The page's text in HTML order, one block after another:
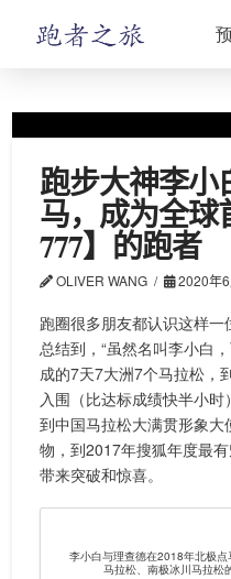
跑步大神李小
马，成为全球
777】的跑者
OLIVER WANG 2020年6
跑圈很多朋友都认识这样
总结到，“虽然名叫李小白
成的7天7大洲7个马拉松，
入围（比达标成绩快半小时
到中国马拉松大满贯形象
物，到2017年搜狐年度最
带来突破和惊喜。
李小白与理查德在2018年北极
马拉松、南极冰川马拉松